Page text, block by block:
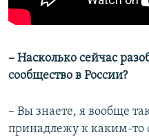
​– ​Насколько сейчас
сообщество в России?
– Вы знаете, я вообще
принадлежу к каким-то